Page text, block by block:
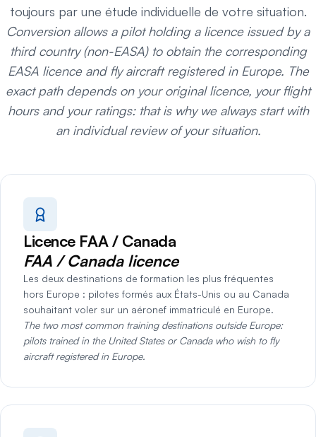
toujours par une étude individuelle de votre situation.
Conversion allows a pilot holding a licence issued by a
third country (non-EASA) to obtain the corresponding
EASA licence and fly aircraft registered in Europe. The
exact path depends on your original licence, your flight
hours and your ratings: that is why we always start with
an individual review of your situation.
Licence FAA / Canada
FAA / Canada licence
Les deux destinations de formation les plus fréquentes
hors Europe : pilotes formés aux États-Unis ou au Canada
souhaitant voler sur un aéronef immatriculé en Europe.
The two most common training destinations outside Europe:
pilots trained in the United States or Canada who wish to fly
aircraft registered in Europe.